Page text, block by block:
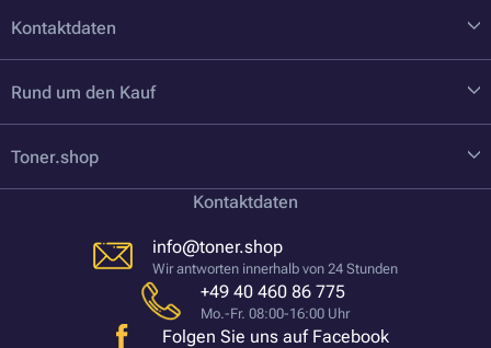
Kontaktdaten
Rund um den Kauf
Toner.shop
Kontaktdaten
info@toner.shop
Wir antworten innerhalb von 24 Stunden
+49 40 460 86 775
Mo.-Fr. 08:00-16:00 Uhr
Folgen Sie uns auf Facebook